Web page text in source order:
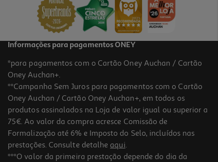
5.0
Gel Banho Le Petit Marseillais Aloe Vera 400ml
Informações para pagamentos ONEY
*para pagamentos com o Cartão Oney Auchan / Cartão
Oney Auchan+.
**Campanha Sem Juros para pagamentos com o Cartão
Oney Auchan / Cartão Oney Auchan+, em todos os
produtos assinalados na Loja de valor igual ou superior a
75€. Ao valor da compra acresce Comissão de
Formalização até 6% e Imposto do Selo, incluídos nas
prestações. Consulte detalhe aqui.
***O valor da primeira prestação depende do dia da